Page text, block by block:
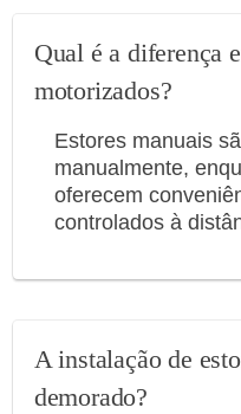
Qual é a diferença
motorizados?
Estores manuais
manualmente,
oferecem
controlados à
A instalação de
demorado?